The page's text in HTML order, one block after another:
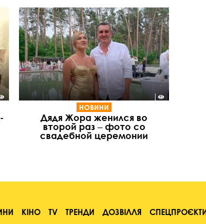
НОВИНИ
Дядя Жора женился во
второй раз ‒ фото со
свадебной церемонии
КІНО TV ТРЕНДИ ДОЗВІЛЛЯ